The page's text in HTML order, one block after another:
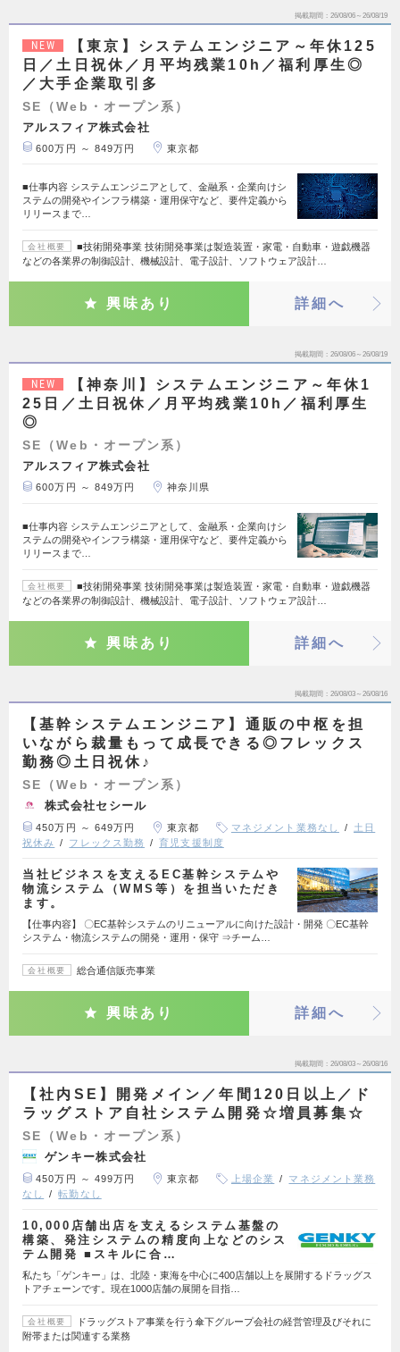
掲載期間 26/08/06～26/08/19
NEW
【東京】システムエンジニア～年休125
日／土日祝休／月平均残業10h／福利厚生◎
／大手企業取引多
SE（Web・オープン系）
アルスフィア株式会社
600万円 ～ 849万円 東京都
■仕事内容 システムエンジニアとして、金融系・企業向けシ
ステムの開発やインフラ構築・運用保守など、要件定義から
リリースまで…
会社概要
■技術開発事業 技術開発事業は製造装置・家電・自動車・遊戯機器
などの各業界の制御設計、機械設計、電子設計、ソフトウェア設計…
興味あり 詳細へ
掲載期間 26/08/06～26/08/19
NEW
【神奈川】システムエンジニア～年休1
25日／土日祝休／月平均残業10h／福利厚生
◎
SE（Web・オープン系）
アルスフィア株式会社
600万円 ～ 849万円 神奈川県
■仕事内容 システムエンジニアとして、金融系・企業向けシ
ステムの開発やインフラ構築・運用保守など、要件定義から
リリースまで…
会社概要
■技術開発事業 技術開発事業は製造装置・家電・自動車・遊戯機器
などの各業界の制御設計、機械設計、電子設計、ソフトウェア設計…
興味あり 詳細へ
掲載期間 26/08/03～26/08/16
【基幹システムエンジニア】通販の中枢を担
いながら裁量もって成長できる◎フレックス
勤務◎土日祝休♪
SE（Web・オープン系）
株式会社セシール
450万円 ～ 649万円 東京都 マネジメント業務なし
土日
祝休み
フレックス勤務 育児支援制度
当社ビジネスを支えるEC基幹システムや
物流システム（WMS等）を担当いただき
ます。
【仕事内容】 〇EC基幹システムのリニューアルに向けた設計・開発 〇EC基幹
システム・物流システムの開発・運用・保守 ⇒チーム…
会社概要 総合通信販売事業
興味あり 詳細へ
掲載期間 26/08/03～26/08/16
【社内SE】開発メイン／年間120日以上／ド
ラッグストア自社システム開発☆増員募集☆
SE（Web・オープン系）
ゲンキー株式会社
450万円 ～ 499万円 東京都 上場企業
マネジメント業務
なし
転勤なし
10,000店舗出店を支えるシステム基盤の
構築、発注システムの精度向上などのシス
テム開発 ■スキルに合…
私たち「ゲンキー」は、北陸・東海を中心に400店舗以上を展開するドラッグス
トアチェーンです。現在1000店舗の展開を目指…
会社概要
ドラッグストア事業を行う傘下グループ会社の経営管理及びそれに
附帯または関連する業務